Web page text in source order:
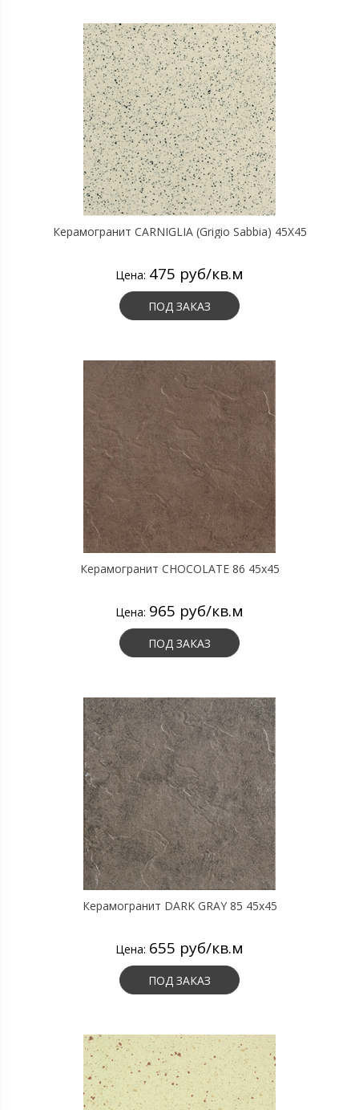
Керамогранит CARNIGLIA (Grigio Sabbia) 45X45
Цена: 475 руб/кв.м
ПОД ЗАКАЗ
Керамогранит CHOCOLATE 86 45х45
Цена: 965 руб/кв.м
ПОД ЗАКАЗ
Керамогранит DARK GRAY 85 45х45
Цена: 655 руб/кв.м
ПОД ЗАКАЗ